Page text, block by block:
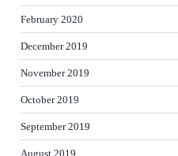
February 2020
December 2019
November 2019
October 2019
September 2019
August 2019